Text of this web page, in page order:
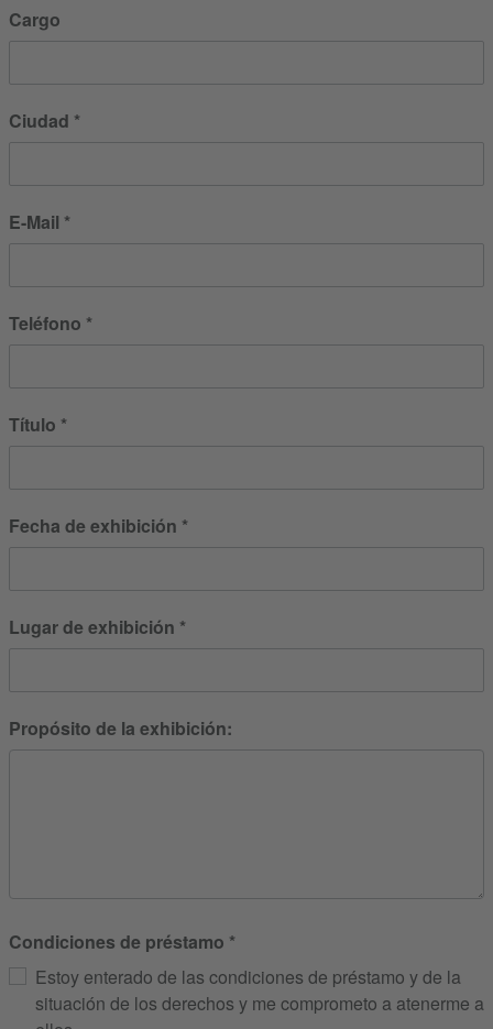
Cargo
Ciudad
E-Mail
Teléfono
Título
Fecha de exhibición
Lugar de exhibición
Propósito de la exhibición:
Condiciones de préstamo
Estoy enterado de las condiciones de préstamo y de la
situación de los derechos y me comprometo a atenerme a